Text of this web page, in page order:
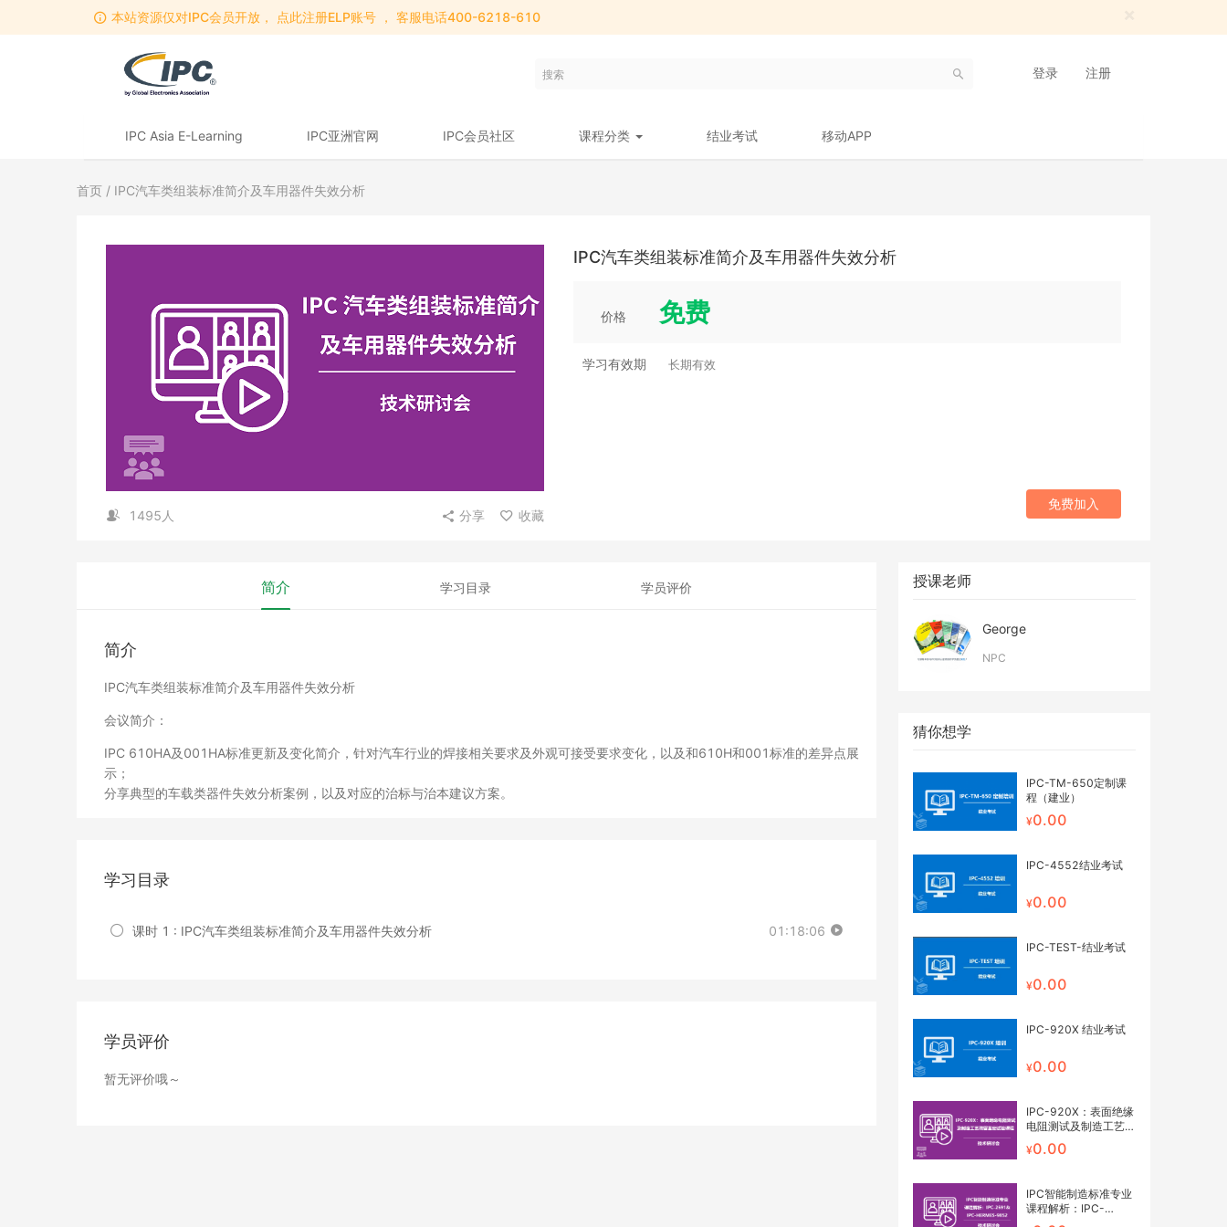
本站资源仅对IPC会员开放， 点此注册ELP账号 ， 客服电话400-6218-610
登录 注册
IPC Asia E-Learning IPC亚洲官网 IPC会员社区 课程分类 结业考试 移动APP
首页 / IPC汽车类组装标准简介及车用器件失效分析
1495人 分享 收藏
IPC汽车类组装标准简介及车用器件失效分析
价格 免费
学习有效期 长期有效
免费加入
简介 学习目录 学员评价
简介
IPC汽车类组装标准简介及车用器件失效分析
会议简介：
IPC 610HA及001HA标准更新及变化简介，针对汽车行业的焊接相关要求及外观可接受要求变化，以及和610H和001标准的差异点展
示；
分享典型的车载类器件失效分析案例，以及对应的治标与治本建议方案。
学习目录
课时 1 : IPC汽车类组装标准简介及车用器件失效分析 01:18:06
学员评价
暂无评价哦～
授课老师
George
NPC
猜你想学
IPC-TM-650定制课
程（建业）
0.00
IPC-4552结业考试
0.00
IPC-TEST-结业考试
0.00
IPC-920X 结业考试
0.00
IPC-920X：表面绝缘
电阻测试及制造工艺残
留鉴定试验课程 网络
研讨会
0.00
IPC智能制造标准专业
课程解析：IPC-
2591&IPC-